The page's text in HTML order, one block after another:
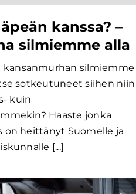
kanssa? –
silmiemme alla
silmiemme
sotkeutuneet siihen niin
kuin
Haaste jonka
on heittänyt Suomelle ja
[...]